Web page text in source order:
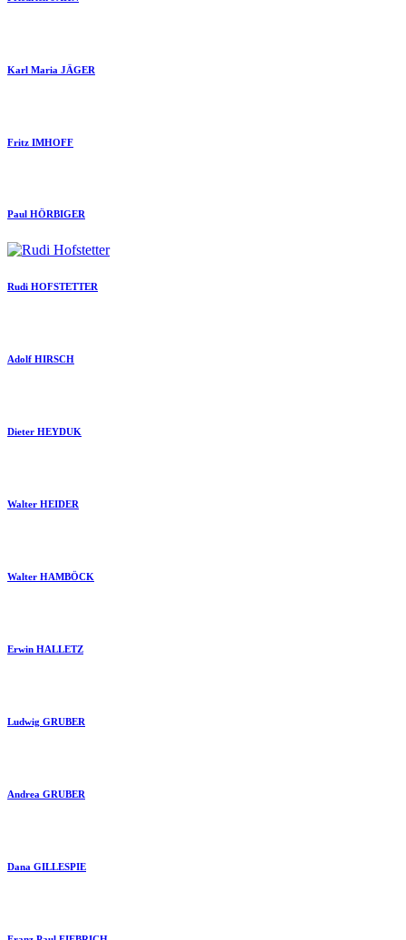
Karl Maria JÄGER
Fritz IMHOFF
Paul HÖRBIGER
Rudi HOFSTETTER
Adolf HIRSCH
Dieter HEYDUK
Walter HEIDER
Walter HAMBÖCK
Erwin HALLETZ
Ludwig GRUBER
Andrea GRUBER
Dana GILLESPIE